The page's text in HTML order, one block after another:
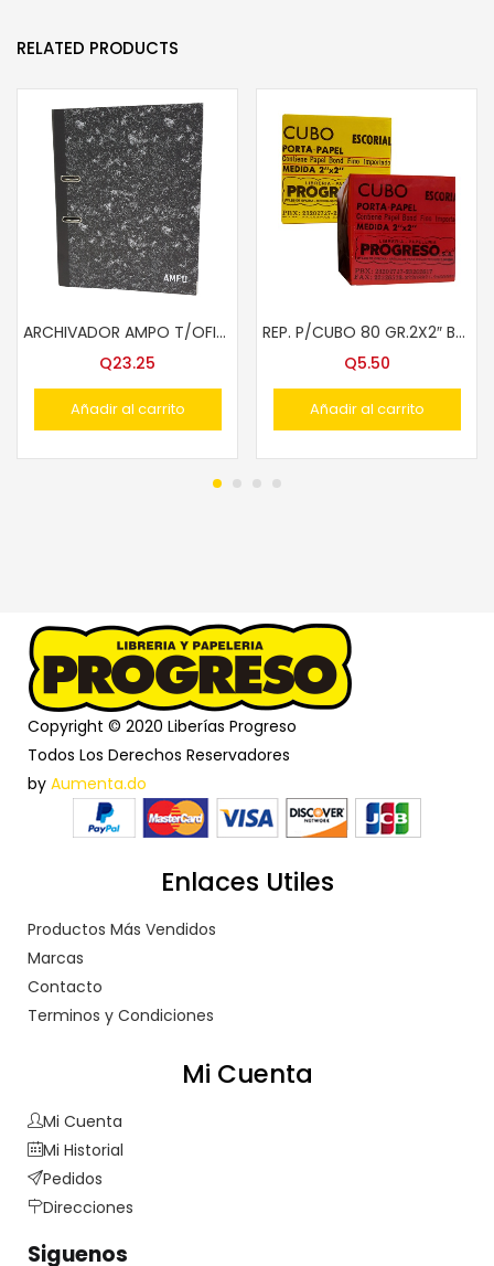
RELATED PRODUCTS
ARCHIVADOR AMPO T/OFICIO #835
Q23.25
Añadir al carrito
REP. P/CUBO 80 GR.2X2″ BOND 480 H.COLOR
Q5.50
Añadir al carrito
Copyright © 2020 Liberías Progreso
Todos Los Derechos Reservadores
by Aumenta.do
Enlaces Utiles
Productos Más Vendidos
Marcas
Contacto
Terminos y Condiciones
Mi Cuenta
Mi Cuenta
Mi Historial
Pedidos
Direcciones
Siguenos